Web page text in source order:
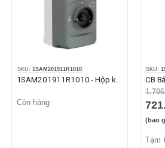
SKU: 1SAM201911R1010
Còn hàng
SKU:
(bao
Tạm